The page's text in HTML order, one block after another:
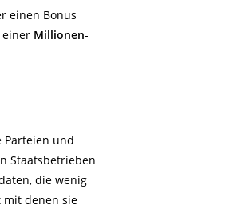
einen Bonus
einer Millionen-
Parteien und
Staatsbetrieben
die wenig
mit denen sie